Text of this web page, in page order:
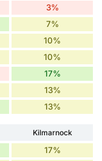
3%
7%
10%
10%
17%
13%
13%
Kilmarnock
17%